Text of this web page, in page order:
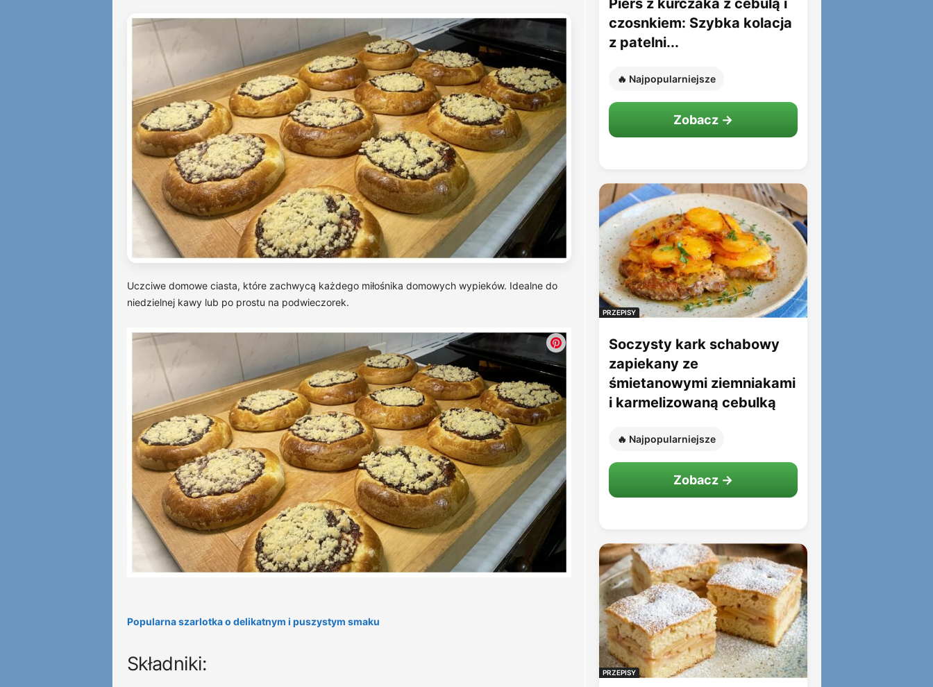
Uczciwe domowe ciasta, które zachwycą każdego miłośnika domowych wypieków. Idealne do
niedzielnej kawy lub po prostu na podwieczorek.
Popularna szarlotka o delikatnym i puszystym smaku
Składniki:
Pierś z kurczaka z cebulą i
czosnkiem: Szybka kolacja
z patelni...
🔥 Najpopularniejsze
Zobacz →
PRZEPISY
Soczysty kark schabowy
zapiekany ze
śmietanowymi ziemniakami
i karmelizowaną cebulką
🔥 Najpopularniejsze
Zobacz →
PRZEPISY